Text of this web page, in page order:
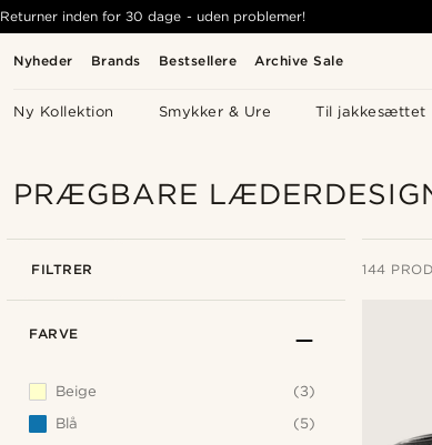
Nyheder Brands Bestsellere Archive Sale
Ny Kollektion Smykker & Ure Til jakkesættet
Returner inden for 30 dage - uden problemer!
PRÆGBARE
FILTRER 144
FARVE
Beige
(3)
Blå
(5)